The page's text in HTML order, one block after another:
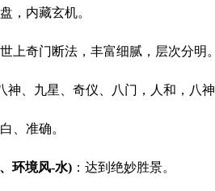
，内藏玄机。
上奇门断法，丰富细腻，层次分明。
神、九星、奇仪、八门，人和，八神
、准确。
环境风-水) ：达到绝妙胜景。